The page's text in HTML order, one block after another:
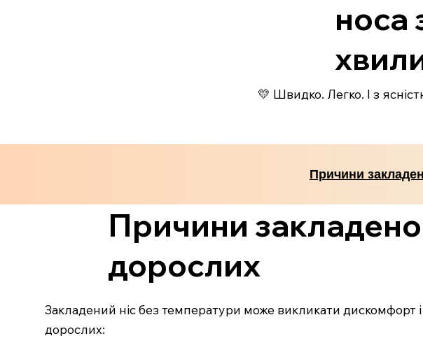
носа
💛 Швидко. Легко. І з
Причини
Причини
дорослих
Закладений ніс без температури може викликати дискомфорт
дорослих: